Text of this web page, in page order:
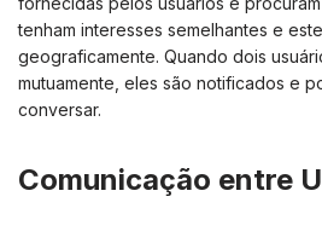
tenham interesses semelhantes e
geograficamente. Quando dois
mutuamente, eles são notificados e
conversar.
Comunicação entre